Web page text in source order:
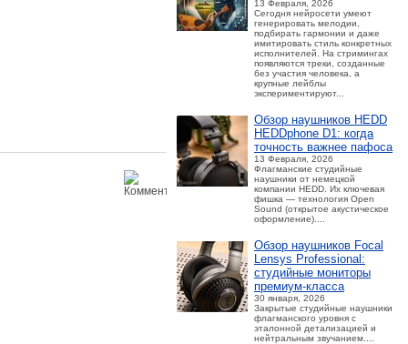
13 Февраля, 2026
Сегодня нейросети умеют
генерировать мелодии,
подбирать гармонии и даже
имитировать стиль конкретных
исполнителей. На стримингах
появляются треки, созданные
без участия человека, а
крупные лейблы
экспериментируют...
Обзор наушников HEDD
HEDDphone D1: когда
точность важнее пафоса
13 Февраля, 2026
Флагманские студийные
наушники от немецкой
компании HEDD. Их ключевая
фишка — технология Open
Sound (открытое акустическое
оформление)....
Обзор наушников Focal
Lensys Professional:
студийные мониторы
премиум‑класса
30 января, 2026
Закрытые студийные наушники
флагманского уровня с
эталонной детализацией и
нейтральным звучанием....